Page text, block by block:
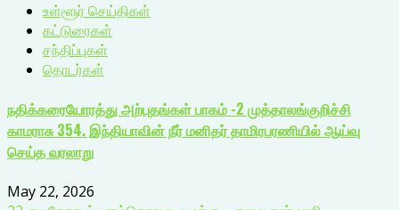
உள்ளூர் செய்திகள்
கட்டுரைகள்
சந்திப்புகள்
தொடர்கள்
நதிக்கரையோரத்து அற்புதங்கள் பாகம் -2 முத்தாலங்குறிச்சி
காமராசு 354. இந்தியாவின் நீர் மனிதர் தாமிரபரணியில் ஆய்வு
செய்த வரலாறு
May 22, 2026